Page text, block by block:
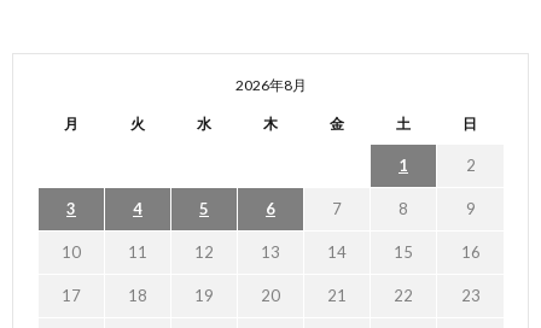
2026年8月
月 火 水 木 金 土 日
1 2
3 4 5 6 7 8 9
10 11 12 13 14 15 16
17 18 19 20 21 22 23